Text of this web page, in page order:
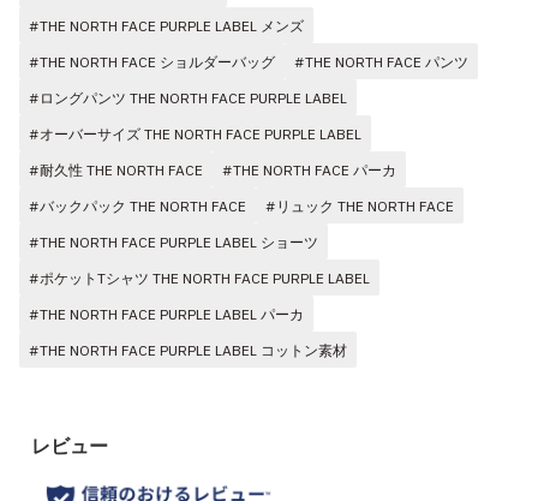
#THE NORTH FACE PURPLE LABEL メンズ
#THE NORTH FACE ショルダーバッグ
#THE NORTH FACE パンツ
#ロングパンツ THE NORTH FACE PURPLE LABEL
#オーバーサイズ THE NORTH FACE PURPLE LABEL
#耐久性 THE NORTH FACE
#THE NORTH FACE パーカ
#バックパック THE NORTH FACE
#リュック THE NORTH FACE
#THE NORTH FACE PURPLE LABEL ショーツ
#ポケットTシャツ THE NORTH FACE PURPLE LABEL
#THE NORTH FACE PURPLE LABEL パーカ
#THE NORTH FACE PURPLE LABEL コットン素材